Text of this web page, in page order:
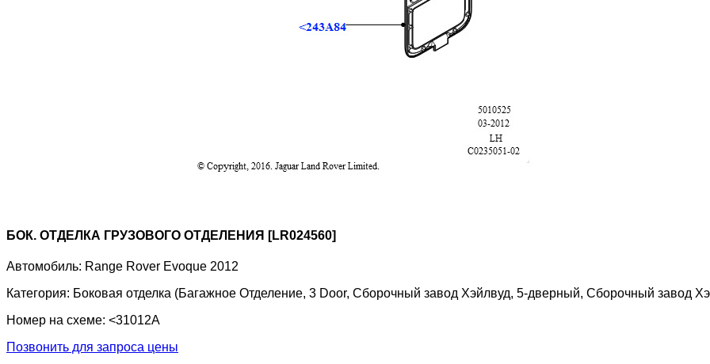
БОК. ОТДЕЛКА ГРУЗОВОГО ОТДЕЛЕНИЯ [LR024560]
Автомобиль: Range Rover Evoque 2012
Категория: Боковая отделка (Багажное Отделение, 3 Door, Сборочный завод Хэйлвуд, 5-дверный, Сборочный завод
Номер на схеме: <31012A
Позвонить для запроса цены